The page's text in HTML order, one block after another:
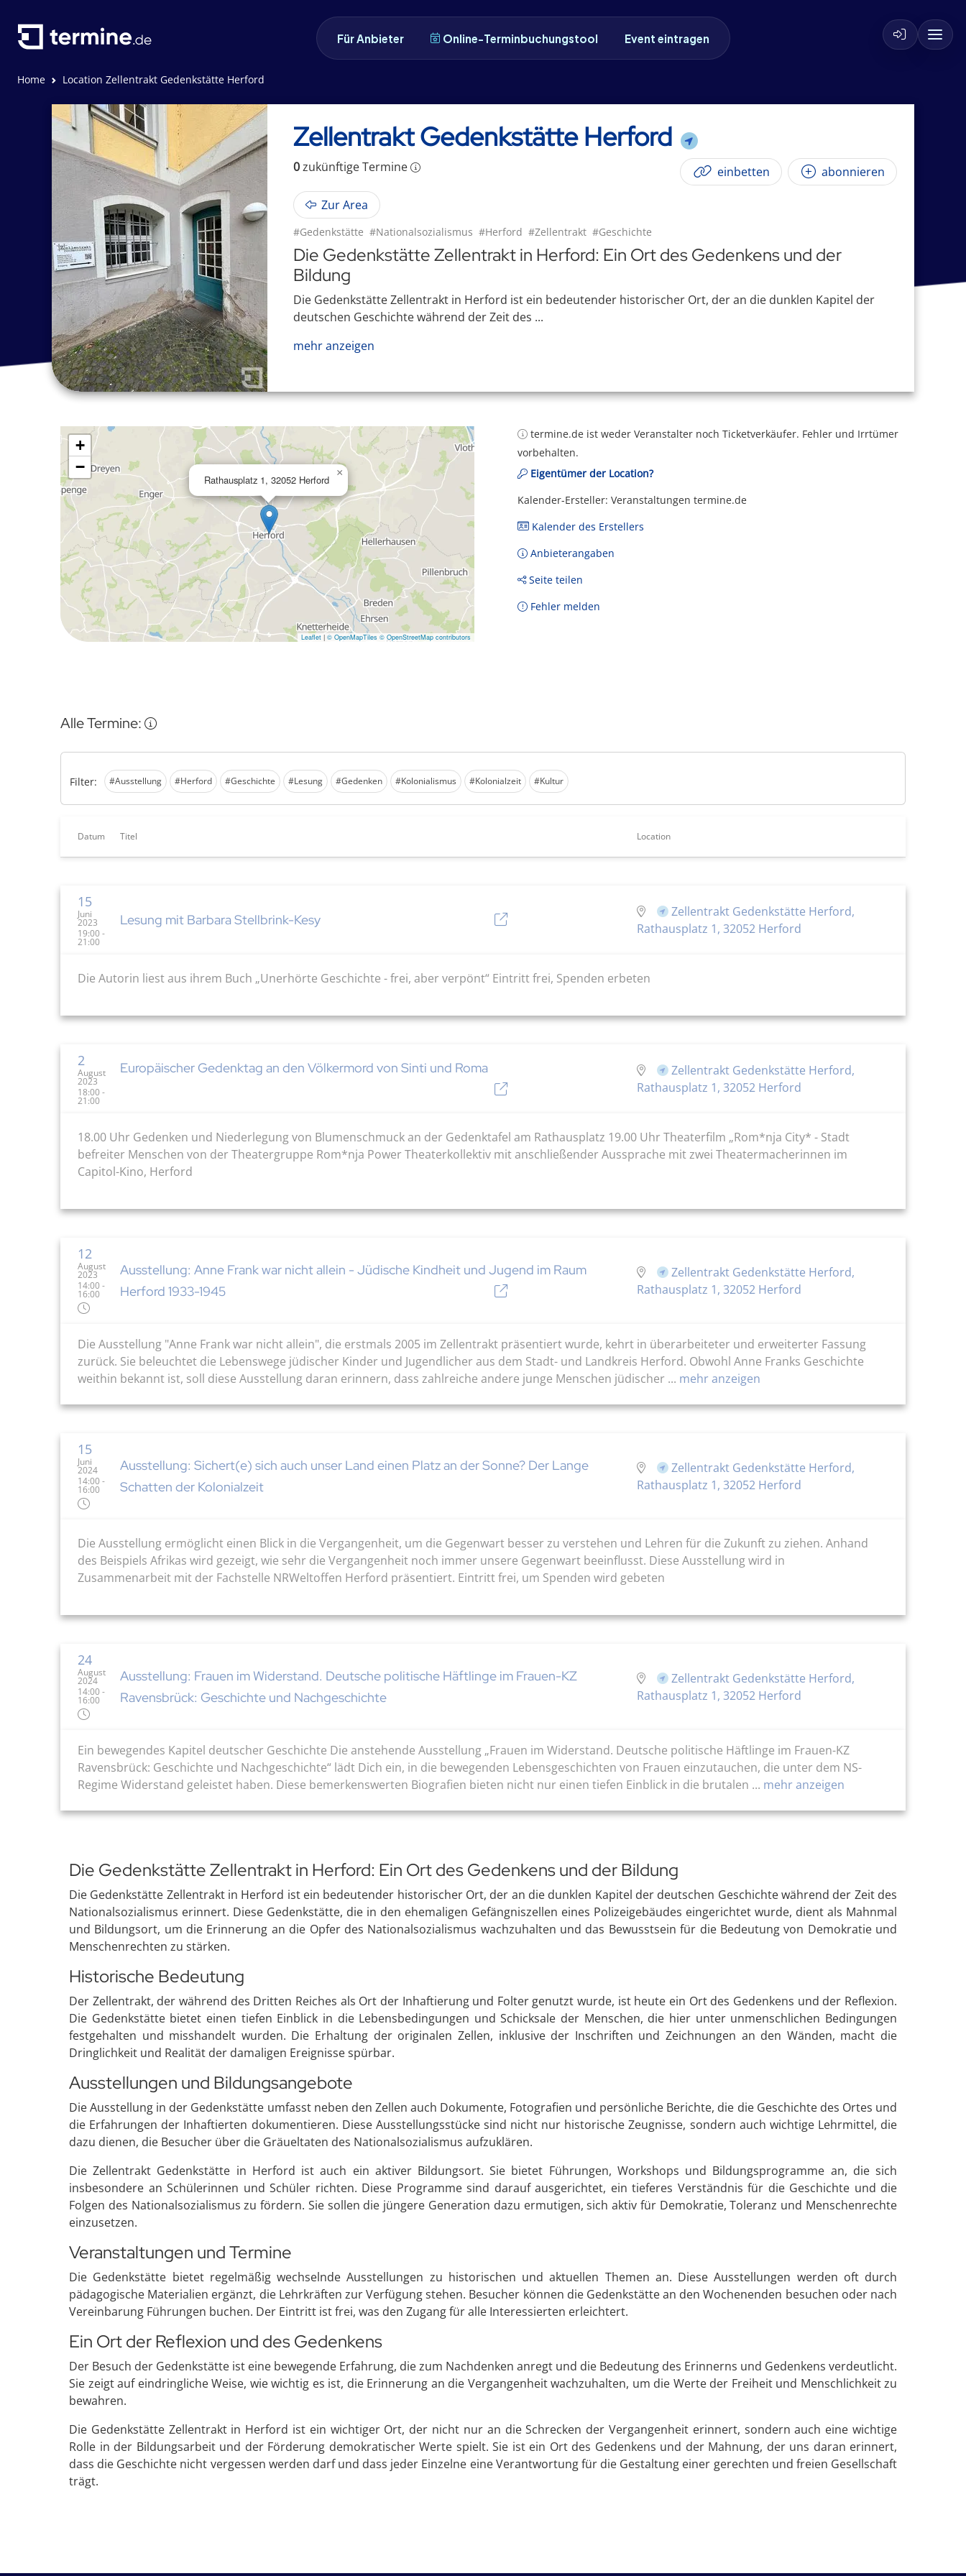
Für Anbieter Online-Terminbuchungstool Event eintragen
Home Location Zellentrakt Gedenkstätte Herford
Zellentrakt Gedenkstätte Herford
0zukünftigeTermine einbetten abonnieren
Zur Area
#Gedenkstätte #Nationalsozialismus #Herford #Zellentrakt #Geschichte
Die Gedenkstätte Zellentrakt in Herford: Ein Ort des Gedenkens und der
Bildung
Die Gedenkstätte Zellentrakt in Herford ist ein bedeutender historischer Ort, der an die dunklen Kapitel der
deutschen Geschichte während der Zeit des ...
mehr anzeigen
Rathausplatz 1, 32052 Herford
×
+
−
Leaflet | © OpenMapTiles © OpenStreetMap contributors
termine.de ist weder Veranstalter noch Ticketverkäufer. Fehler und Irrtümer
vorbehalten.
Eigentümer der Location?
Kalender-Ersteller: Veranstaltungen termine.de
Kalender des Erstellers
Anbieterangaben
Seite teilen
Fehler melden
Alle Termine:
Filter: #Ausstellung #Herford #Geschichte #Lesung #Gedenken #Kolonialismus #Kolonialzeit #Kultur
Datum Titel Location
15
Juni
2023
19:00 -
21:00
Lesung mit Barbara Stellbrink-Kesy
Zellentrakt Gedenkstätte Herford,
Rathausplatz 1, 32052 Herford
Die Autorin liest aus ihrem Buch „Unerhörte Geschichte - frei, aber verpönt“ Eintritt frei, Spenden erbeten
2
August
2023
18:00 -
21:00
Europäischer Gedenktag an den Völkermord von Sinti und Roma
Zellentrakt Gedenkstätte Herford,
Rathausplatz 1, 32052 Herford
18.00 Uhr Gedenken und Niederlegung von Blumenschmuck an der Gedenktafel am Rathausplatz 19.00 Uhr Theaterfilm „Rom*nja City* - Stadt
befreiter Menschen von der Theatergruppe Rom*nja Power Theaterkollektiv mit anschließender Aussprache mit zwei Theatermacherinnen im
Capitol-Kino, Herford
12
August
2023
14:00 -
16:00
Ausstellung: Anne Frank war nicht allein - Jüdische Kindheit und Jugend im Raum
Herford 1933-1945
Zellentrakt Gedenkstätte Herford,
Rathausplatz 1, 32052 Herford
Die Ausstellung "Anne Frank war nicht allein", die erstmals 2005 im Zellentrakt präsentiert wurde, kehrt in überarbeiteter und erweiterter Fassung
zurück. Sie beleuchtet die Lebenswege jüdischer Kinder und Jugendlicher aus dem Stadt- und Landkreis Herford. Obwohl Anne Franks Geschichte
weithin bekannt ist, soll diese Ausstellung daran erinnern, dass zahlreiche andere junge Menschen jüdischer ... mehr anzeigen
15
Juni
2024
14:00 -
16:00
Ausstellung: Sichert(e) sich auch unser Land einen Platz an der Sonne? Der Lange
Schatten der Kolonialzeit
Zellentrakt Gedenkstätte Herford,
Rathausplatz 1, 32052 Herford
Die Ausstellung ermöglicht einen Blick in die Vergangenheit, um die Gegenwart besser zu verstehen und Lehren für die Zukunft zu ziehen. Anhand
des Beispiels Afrikas wird gezeigt, wie sehr die Vergangenheit noch immer unsere Gegenwart beeinflusst. Diese Ausstellung wird in
Zusammenarbeit mit der Fachstelle NRWeltoffen Herford präsentiert. Eintritt frei, um Spenden wird gebeten
24
August
2024
14:00 -
16:00
Ausstellung: Frauen im Widerstand. Deutsche politische Häftlinge im Frauen-KZ
Ravensbrück: Geschichte und Nachgeschichte
Zellentrakt Gedenkstätte Herford,
Rathausplatz 1, 32052 Herford
Ein bewegendes Kapitel deutscher Geschichte Die anstehende Ausstellung „Frauen im Widerstand. Deutsche politische Häftlinge im Frauen-KZ
Ravensbrück: Geschichte und Nachgeschichte“ lädt Dich ein, in die bewegenden Lebensgeschichten von Frauen einzutauchen, die unter dem NS-
Regime Widerstand geleistet haben. Diese bemerkenswerten Biografien bieten nicht nur einen tiefen Einblick in die brutalen ... mehr anzeigen
Die Gedenkstätte Zellentrakt in Herford: Ein Ort des Gedenkens und der Bildung
Die Gedenkstätte Zellentrakt in Herford ist ein bedeutender historischer Ort, der an die dunklen Kapitel der deutschen Geschichte während der Zeit des
Nationalsozialismus erinnert. Diese Gedenkstätte, die in den ehemaligen Gefängniszellen eines Polizeigebäudes eingerichtet wurde, dient als Mahnmal
und Bildungsort, um die Erinnerung an die Opfer des Nationalsozialismus wachzuhalten und das Bewusstsein für die Bedeutung von Demokratie und
Menschenrechten zu stärken.
Historische Bedeutung
Der Zellentrakt, der während des Dritten Reiches als Ort der Inhaftierung und Folter genutzt wurde, ist heute ein Ort des Gedenkens und der Reflexion.
Die Gedenkstätte bietet einen tiefen Einblick in die Lebensbedingungen und Schicksale der Menschen, die hier unter unmenschlichen Bedingungen
festgehalten und misshandelt wurden. Die Erhaltung der originalen Zellen, inklusive der Inschriften und Zeichnungen an den Wänden, macht die
Dringlichkeit und Realität der damaligen Ereignisse spürbar.
Ausstellungen und Bildungsangebote
Die Ausstellung in der Gedenkstätte umfasst neben den Zellen auch Dokumente, Fotografien und persönliche Berichte, die die Geschichte des Ortes und
die Erfahrungen der Inhaftierten dokumentieren. Diese Ausstellungsstücke sind nicht nur historische Zeugnisse, sondern auch wichtige Lehrmittel, die
dazu dienen, die Besucher über die Gräueltaten des Nationalsozialismus aufzuklären.
Die Zellentrakt Gedenkstätte in Herford ist auch ein aktiver Bildungsort. Sie bietet Führungen, Workshops und Bildungsprogramme an, die sich
insbesondere an Schülerinnen und Schüler richten. Diese Programme sind darauf ausgerichtet, ein tieferes Verständnis für die Geschichte und die
Folgen des Nationalsozialismus zu fördern. Sie sollen die jüngere Generation dazu ermutigen, sich aktiv für Demokratie, Toleranz und Menschenrechte
einzusetzen.
Veranstaltungen und Termine
Die Gedenkstätte bietet regelmäßig wechselnde Ausstellungen zu historischen und aktuellen Themen an. Diese Ausstellungen werden oft durch
pädagogische Materialien ergänzt, die Lehrkräften zur Verfügung stehen. Besucher können die Gedenkstätte an den Wochenenden besuchen oder nach
Vereinbarung Führungen buchen. Der Eintritt ist frei, was den Zugang für alle Interessierten erleichtert.
Ein Ort der Reflexion und des Gedenkens
Der Besuch der Gedenkstätte ist eine bewegende Erfahrung, die zum Nachdenken anregt und die Bedeutung des Erinnerns und Gedenkens verdeutlicht.
Sie zeigt auf eindringliche Weise, wie wichtig es ist, die Erinnerung an die Vergangenheit wachzuhalten, um die Werte der Freiheit und Menschlichkeit zu
bewahren.
Die Gedenkstätte Zellentrakt in Herford ist ein wichtiger Ort, der nicht nur an die Schrecken der Vergangenheit erinnert, sondern auch eine wichtige
Rolle in der Bildungsarbeit und der Förderung demokratischer Werte spielt. Sie ist ein Ort des Gedenkens und der Mahnung, der uns daran erinnert,
dass die Geschichte nicht vergessen werden darf und dass jeder Einzelne eine Verantwortung für die Gestaltung einer gerechten und freien Gesellschaft
trägt.